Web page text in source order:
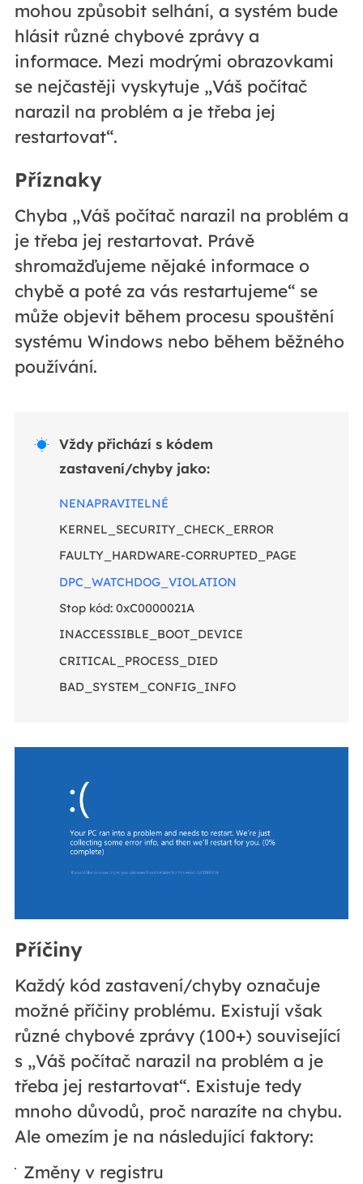
mohou způsobit selhání, a systém bude
hlásit různé chybové zprávy a
informace. Mezi modrými obrazovkami
se nejčastěji vyskytuje „Váš počítač
narazil na problém a je třeba jej
restartovat“.
Příznaky
Chyba „Váš počítač narazil na problém a
je třeba jej restartovat. Právě
shromažďujeme nějaké informace o
chybě a poté za vás restartujeme“ se
může objevit během procesu spouštění
systému Windows nebo během běžného
používání.

Vždy přichází s kódem
zastavení/chyby jako:
NENAPRAVITELNÉ
KERNEL_SECURITY_CHECK_ERROR
FAULTY_HARDWARE-CORRUPTED_PAGE
DPC_WATCHDOG_VIOLATION
Stop kód: 0xC0000021A
INACCESSIBLE_BOOT_DEVICE
CRITICAL_PROCESS_DIED
BAD_SYSTEM_CONFIG_INFO
Příčiny
Každý kód zastavení/chyby označuje
možné příčiny problému. Existují však
různé chybové zprávy (100+) související
s „Váš počítač narazil na problém a je
třeba jej restartovat“. Existuje tedy
mnoho důvodů, proč narazíte na chybu.
Ale omezím je na následující faktory:
Změny v registru